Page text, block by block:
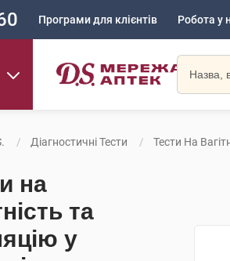
Програми для клієнтів Робота у
Діагностичні Тести Тести На
на
та
у